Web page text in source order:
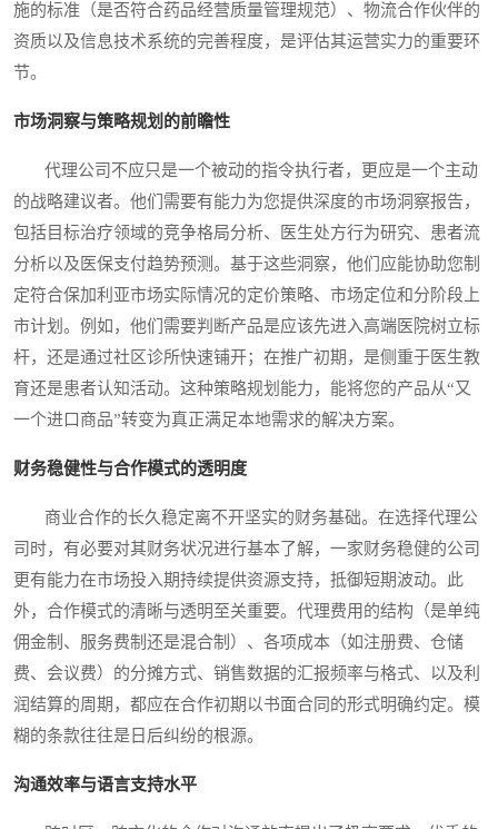
施的标准（是否符合药品经营质量管理规范）、物流合作伙伴的
资质以及信息技术系统的完善程度，是评估其运营实力的重要环
节。
市场洞察与策略规划的前瞻性
代理公司不应只是一个被动的指令执行者，更应是一个主动
的战略建议者。他们需要有能力为您提供深度的市场洞察报告，
包括目标治疗领域的竞争格局分析、医生处方行为研究、患者流
分析以及医保支付趋势预测。基于这些洞察，他们应能协助您制
定符合保加利亚市场实际情况的定价策略、市场定位和分阶段上
市计划。例如，他们需要判断产品是应该先进入高端医院树立标
杆，还是通过社区诊所快速铺开；在推广初期，是侧重于医生教
育还是患者认知活动。这种策略规划能力，能将您的产品从“又
一个进口商品”转变为真正满足本地需求的解决方案。
财务稳健性与合作模式的透明度
商业合作的长久稳定离不开坚实的财务基础。在选择代理公
司时，有必要对其财务状况进行基本了解，一家财务稳健的公司
更有能力在市场投入期持续提供资源支持，抵御短期波动。此
外，合作模式的清晰与透明至关重要。代理费用的结构（是单纯
佣金制、服务费制还是混合制）、各项成本（如注册费、仓储
费、会议费）的分摊方式、销售数据的汇报频率与格式、以及利
润结算的周期，都应在合作初期以书面合同的形式明确约定。模
糊的条款往往是日后纠纷的根源。
沟通效率与语言支持水平